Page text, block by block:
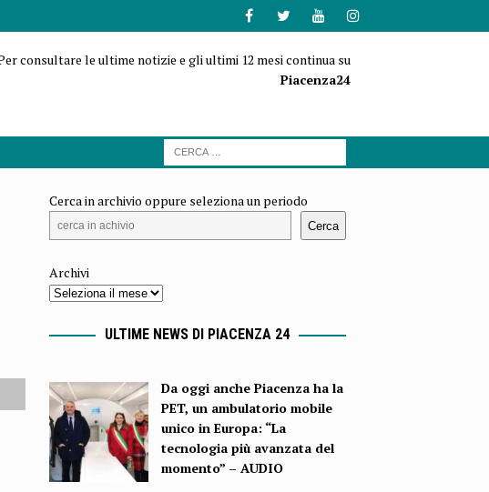
consultare le ultime notizie e gli ultimi 12 mesi continua su
Piacenza24
Cerca in archivio oppure seleziona un periodo
Cerca
Archivi
ULTIME NEWS DI PIACENZA 24
Da oggi anche Piacenza ha la
PET, un ambulatorio mobile
unico in Europa: “La
tecnologia più avanzata del
momento” – AUDIO